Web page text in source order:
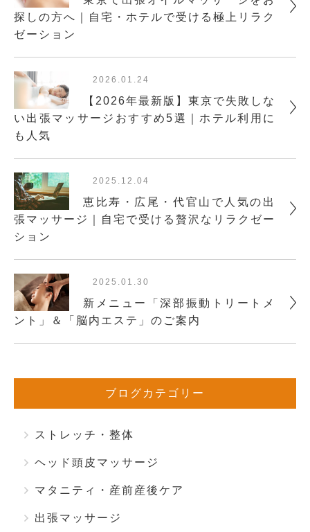
探しの方へ｜自宅・ホテルで受ける極上リラク
ゼーション
2026.01.24
【2026年最新版】東京で失敗しな
い出張マッサージおすすめ5選｜ホテル利用に
も人気
2025.12.04
恵比寿・広尾・代官山で人気の出
張マッサージ｜自宅で受ける贅沢なリラクゼー
ション
2025.01.30
新メニュー「深部振動トリートメ
ント」＆「脳内エステ」のご案内
ブログカテゴリー
ストレッチ・整体
ヘッド頭皮マッサージ
マタニティ・産前産後ケア
出張マッサージ